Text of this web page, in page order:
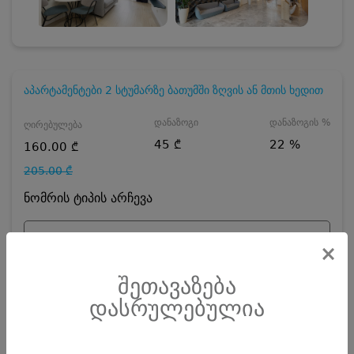
×
შეთავაზება
დასრულებულია
აპარტამენტები 2 სტუმარზე ბათუმში ზღვის ან მთის ხედით
ღირებულება
160.00 ₾
205.00 ₾
დანაზოგი
45 ₾
დანაზოგის %
22 %
ნომრის ტიპის არჩევა
დღეების რაოდენობა ზრდასრული